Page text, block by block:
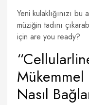
Yeni kulaklığınızı bu
müziğin tadını
için are you ready?
Mükemmel
Nasıl